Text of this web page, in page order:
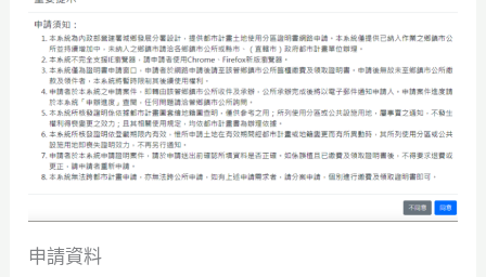
申請資料